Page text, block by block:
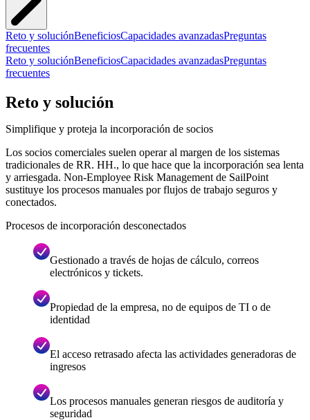
Reto y soluciónBeneficiosCapacidades avanzadasPreguntas
frecuentes
Reto y soluciónBeneficiosCapacidades avanzadasPreguntas
frecuentes
Reto y solución
Simplifique y proteja la incorporación de socios
Los socios comerciales suelen operar al margen de los sistemas
tradicionales de RR. HH., lo que hace que la incorporación sea lenta
y arriesgada. Non-Employee Risk Management de SailPoint
sustituye los procesos manuales por flujos de trabajo seguros y
conectados.
Procesos de incorporación desconectados
Gestionado a través de hojas de cálculo, correos
electrónicos y tickets.
Propiedad de la empresa, no de equipos de TI o de
identidad
El acceso retrasado afecta las actividades generadoras de
ingresos
Los procesos manuales generan riesgos de auditoría y
seguridad